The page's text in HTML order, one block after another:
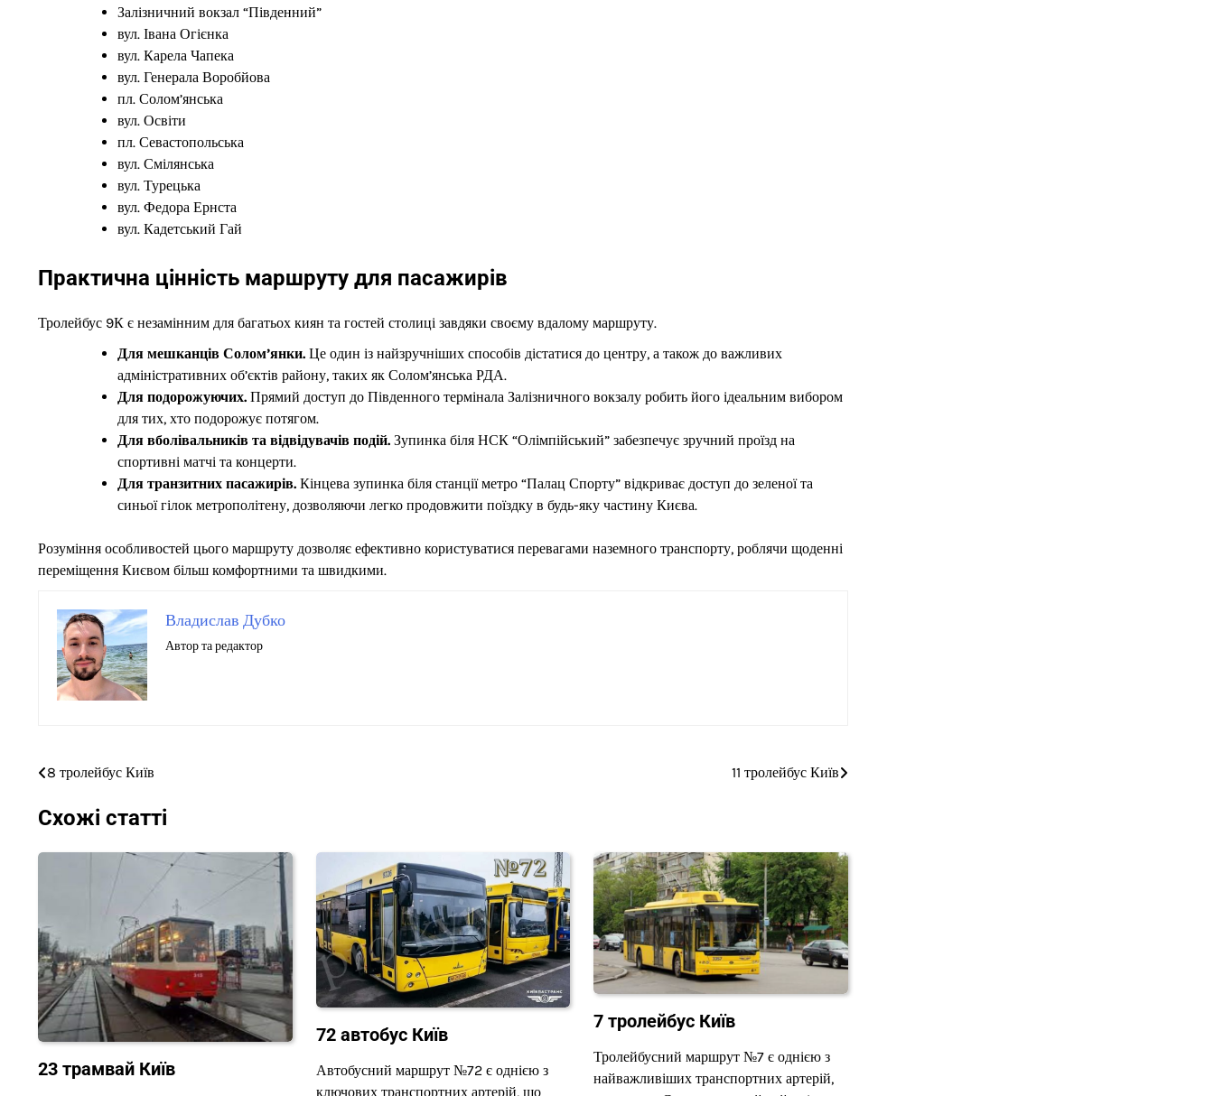
Залізничний вокзал “Південний”
вул. Івана Огієнка
вул. Карела Чапека
вул. Генерала Воробйова
пл. Солом’янська
вул. Освіти
пл. Севастопольська
вул. Смілянська
вул. Турецька
вул. Федора Ернста
вул. Кадетський Гай
Практична цінність маршруту для пасажирів
Тролейбус 9К є незамінним для багатьох киян та гостей столиці завдяки своєму вдалому маршруту.
Для мешканців Солом’янки. Це один із найзручніших способів дістатися до центру, а також до важливих
адміністративних об’єктів району, таких як Солом’янська РДА.
Для подорожуючих. Прямий доступ до Південного термінала Залізничного вокзалу робить його ідеальним вибором
для тих, хто подорожує потягом.
Для вболівальників та відвідувачів подій. Зупинка біля НСК “Олімпійський” забезпечує зручний проїзд на
спортивні матчі та концерти.
Для транзитних пасажирів. Кінцева зупинка біля станції метро “Палац Спорту” відкриває доступ до зеленої та
синьої гілок метрополітену, дозволяючи легко продовжити поїздку в будь-яку частину Києва.
Розуміння особливостей цього маршруту дозволяє ефективно користуватися перевагами наземного транспорту, роблячи щоденні
переміщення Києвом більш комфортними та швидкими.
Владислав Дубко
Автор та редактор
Навігація
записів
8 тролейбус Київ 11 тролейбус Київ
Схожі статті
23 трамвай Київ
72 автобус Київ
Автобусний маршрут №72 є однією з
ключових транспортних артерій, що
7 тролейбус Київ
Тролейбусний маршрут №7 є однією з
найважливіших транспортних артерій,